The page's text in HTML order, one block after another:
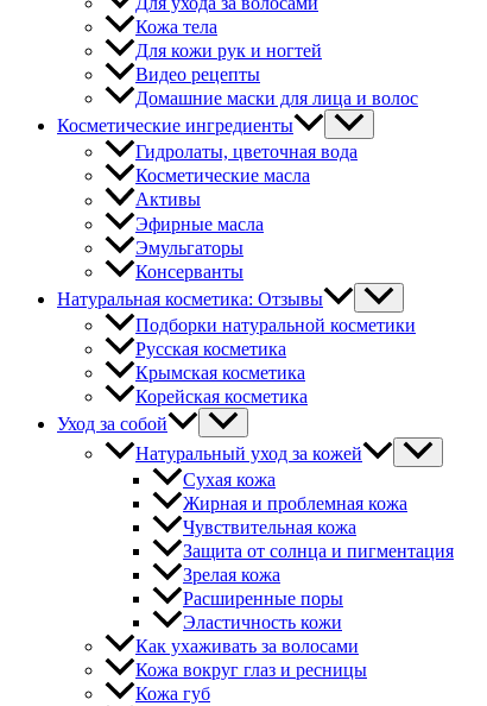
Кожа тела
Для кожи рук и ногтей
Видео рецепты
Домашние маски для лица и волос
Косметические ингредиенты
Гидролаты, цветочная вода
Косметические масла
Активы
Эфирные масла
Эмульгаторы
Консерванты
Натуральная косметика: Отзывы
Подборки натуральной косметики
Русская косметика
Крымская косметика
Корейская косметика
Уход за собой
Натуральный уход за кожей
Сухая кожа
Жирная и проблемная кожа
Чувствительная кожа
Защита от солнца и пигментация
Зрелая кожа
Расширенные поры
Эластичность кожи
Как ухаживать за волосами
Кожа вокруг глаз и ресницы
Кожа губ